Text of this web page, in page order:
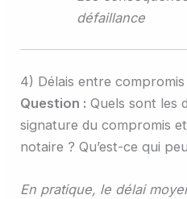
défaillance
4) Délais entre
Question : Quels sont les
signature du compromis
notaire ? Qu’est-ce qui
En pratique, le délai